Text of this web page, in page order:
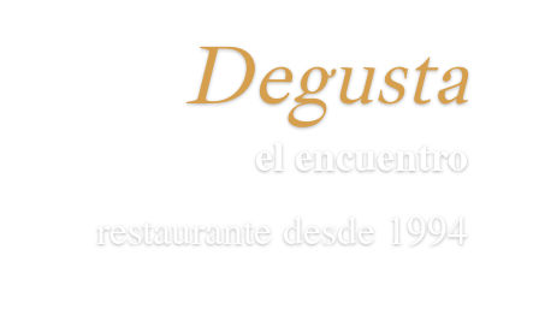
Degusta
el encuentro
restaurante desde 1994